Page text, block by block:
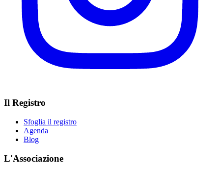
Il Registro
Sfoglia il registro
Agenda
Blog
L'Associazione